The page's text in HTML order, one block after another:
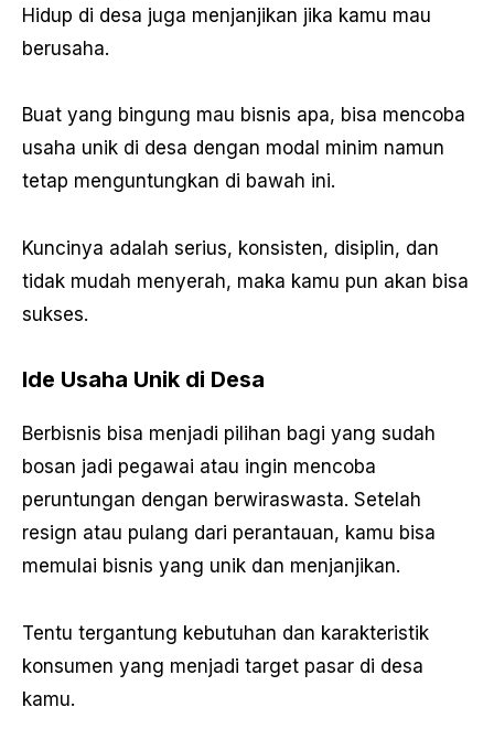
Hidup di desa juga menjanjikan jika kamu mau
berusaha.
Buat yang bingung mau bisnis apa, bisa mencoba
usaha unik di desa dengan modal minim namun
tetap menguntungkan di bawah ini.
Kuncinya adalah serius, konsisten, disiplin, dan
tidak mudah menyerah, maka kamu pun akan bisa
sukses.
Ide Usaha Unik di Desa
Berbisnis bisa menjadi pilihan bagi yang sudah
bosan jadi pegawai atau ingin mencoba
peruntungan dengan berwiraswasta. Setelah
resign atau pulang dari perantauan, kamu bisa
memulai bisnis yang unik dan menjanjikan.
Tentu tergantung kebutuhan dan karakteristik
konsumen yang menjadi target pasar di desa
kamu.